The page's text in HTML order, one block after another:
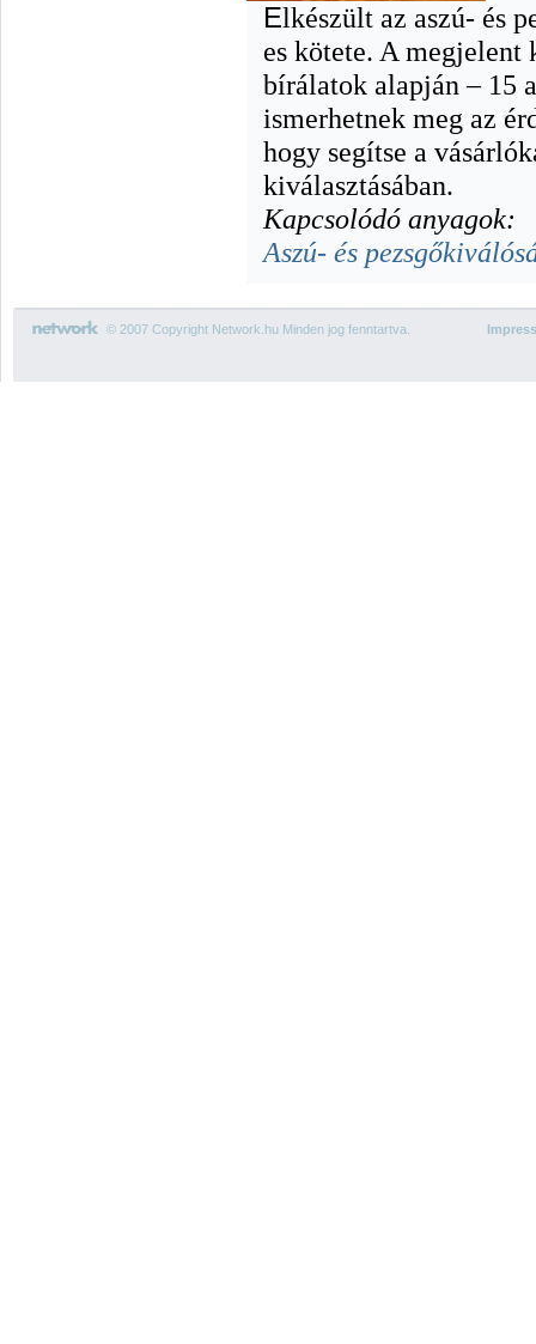
Elkészült az aszú- és
es kötete. A megjelent
bírálatok alapján – 15
ismerhetnek meg az
hogy segítse a
kiválasztásában.
Kapcsolódó anyagok:
Aszú- és
© 2007 Copyright Network.hu Minden jog fenntartva.